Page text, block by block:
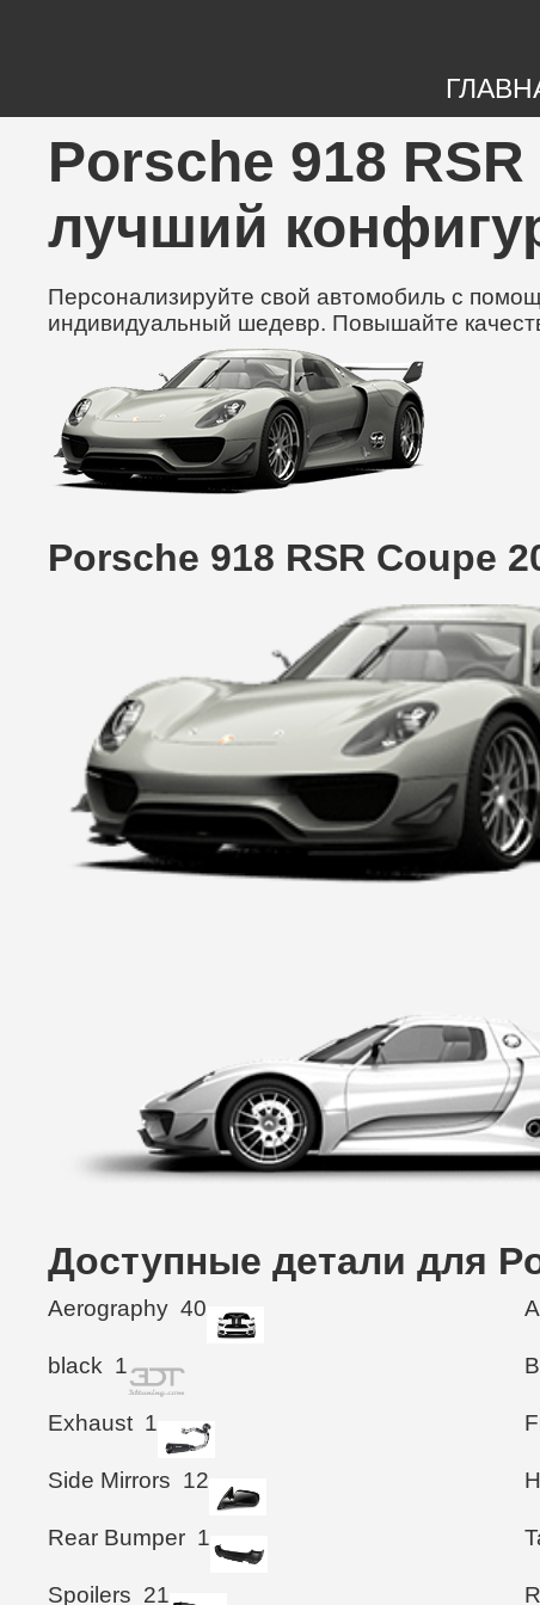
Porsche 918
лучший
Персонализируйте свой автомобиль с
индивидуальный шедевр. Повышайте
Porsche 918 RSR Coupe
Доступные детали для
Aerography 40
black 1
Exhaust 1
Side Mirrors 12
Rear Bumper 1
Spoilers 21